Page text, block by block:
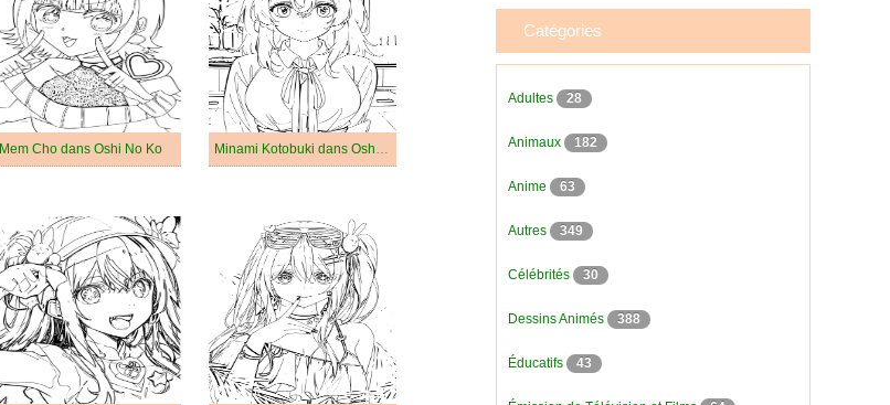
Mem Cho dans Oshi No Ko Minami Kotobuki dans Oshi No Ko
Catégories
Adultes 28
Animaux 182
Anime 63
Autres 349
Célébrités 30
Dessins Animés 388
Éducatifs 43